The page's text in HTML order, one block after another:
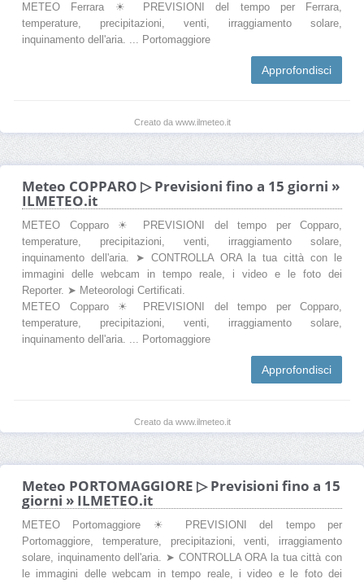
METEO Ferrara ☀ PREVISIONI del tempo per Ferrara,
temperature, precipitazioni, venti, irraggiamento solare,
inquinamento dell'aria. ... Portomaggiore
Approfondisci
Creato da www.ilmeteo.it
Meteo COPPARO ▷ Previsioni fino a 15 giorni »
ILMETEO.it
METEO Copparo ☀ PREVISIONI del tempo per Copparo,
temperature, precipitazioni, venti, irraggiamento solare,
inquinamento dell'aria. ➤ CONTROLLA ORA la tua città con le
immagini delle webcam in tempo reale, i video e le foto dei
Reporter. ➤ Meteorologi Certificati.
METEO Copparo ☀ PREVISIONI del tempo per Copparo,
temperature, precipitazioni, venti, irraggiamento solare,
inquinamento dell'aria. ... Portomaggiore
Approfondisci
Creato da www.ilmeteo.it
Meteo PORTOMAGGIORE ▷ Previsioni fino a 15
giorni » ILMETEO.it
METEO Portomaggiore ☀ PREVISIONI del tempo per
Portomaggiore, temperature, precipitazioni, venti, irraggiamento
solare, inquinamento dell'aria. ➤ CONTROLLA ORA la tua città con
le immagini delle webcam in tempo reale, i video e le foto dei